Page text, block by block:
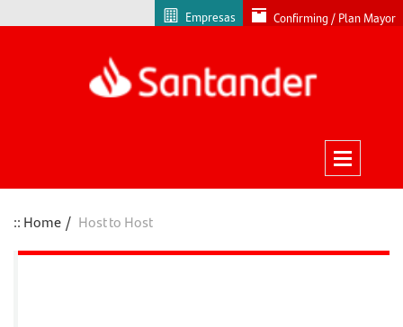
Empresas Confirming / Plan Mayor
Home Host to Host